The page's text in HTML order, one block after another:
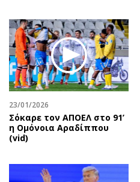
23/01/2026
Σόκαρε τον ΑΠΟΕΛ στο 91’
η Ομόνοια Αραδίππου
(vid)